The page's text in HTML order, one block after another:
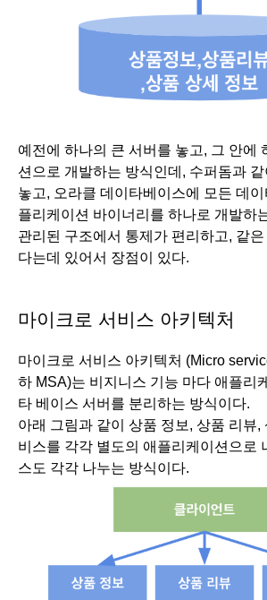
예전에 하나의 큰 서버를 놓고, 그 안에
션으로 개발하는 방식인데, 수퍼돔과
놓고, 오라클 데이타베이스에 모든 데
플리케이션 바이너리를 하나로 개발하
관리된 구조에서 통제가 편리하고, 같
다는데 있어서 장점이 있다.
마이크로 서비스 아키텍처
마이크로 서비스 아키텍처 (Micro
하 MSA)는 비지니스 기능 마다 애플리
타 베이스 서버를 분리하는 방식이다.
아래 그림과 같이 상품 정보, 상품 리뷰,
비스를 각각 별도의 애플리케이션으로
스도 각각 나누는 방식이다.